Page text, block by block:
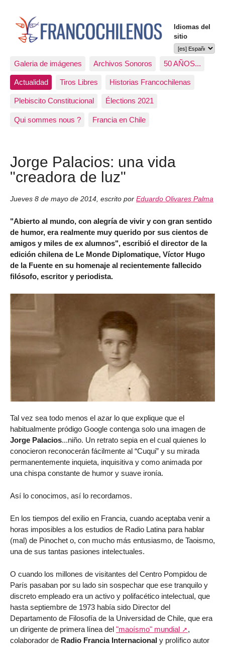
Idiomas del
sitio
Galeria de imágenes Archivos Sonoros 50 AÑOS...
Actualidad Tiros Libres Historias Francochilenas
Plebiscito Constitucional Élections 2021
Qui sommes nous ? Francia en Chile
Jorge Palacios: una vida
"creadora de luz"
Jueves 8 de mayo de 2014, escrito por Eduardo Olivares Palma
"Abierto al mundo, con alegría de vivir y con gran sentido
de humor, era realmente muy querido por sus cientos de
amigos y miles de ex alumnos", escribió el director de la
edición chilena de Le Monde Diplomatique, Víctor Hugo
de la Fuente en su homenaje al recientemente fallecido
filósofo, escritor y periodista.
Tal vez sea todo menos el azar lo que explique que el
habitualmente pródigo Google contenga solo una imagen de
Jorge Palacios...niño. Un retrato sepia en el cual quienes lo
conocieron reconocerán fácilmente al “Cuqui” y su mirada
permanentemente inquieta, inquisitiva y como animada por
una chispa constante de humor y suave ironía.
Así lo conocimos, así lo recordamos.
En los tiempos del exilio en Francia, cuando aceptaba venir a
horas imposibles a los estudios de Radio Latina para hablar
(mal) de Pinochet o, con mucho más entusiasmo, de Taoismo,
una de sus tantas pasiones intelectuales.
O cuando los millones de visitantes del Centro Pompidou de
París pasaban por su lado sin sospechar que ese tranquilo y
discreto empleado era un activo y polifacético intelectual, que
hasta septiembre de 1973 había sido Director del
Departamento de Filosofía de la Universidad de Chile, que era
un dirigente de primera línea del "maoísmo" mundial
,
colaborador de Radio Francia Internacional y prolífico autor